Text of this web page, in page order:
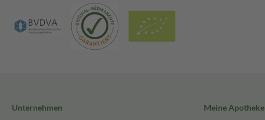
Unternehmen
Meine Apotheke